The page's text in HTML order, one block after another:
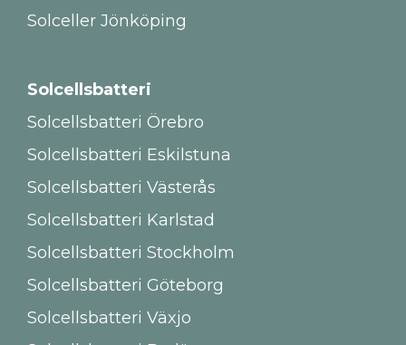
Solceller Jönköping
Solcellsbatteri
Solcellsbatteri Örebro
Solcellsbatteri Eskilstuna
Solcellsbatteri Västerås
Solcellsbatteri Karlstad
Solcellsbatteri Stockholm
Solcellsbatteri Göteborg
Solcellsbatteri Växjo